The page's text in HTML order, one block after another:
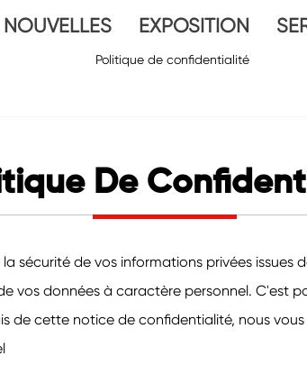
NOUVELLES EXPOSITION
De
sécurité de vos informations privées
données à caractère personnel. C'est
de cette notice de confidentialité, nous